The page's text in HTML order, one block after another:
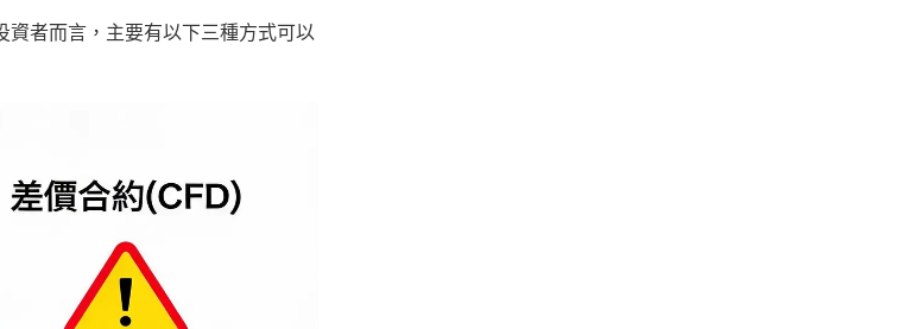
資者而言，主要有以下三種方式可以